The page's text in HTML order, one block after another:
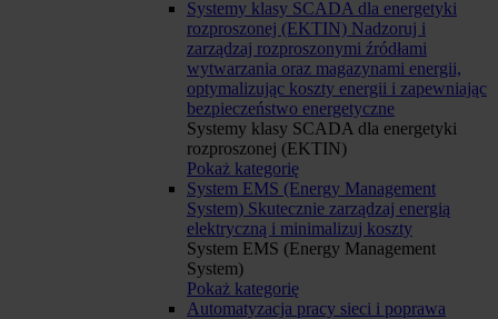
Systemy klasy SCADA dla energetyki
rozproszonej (EKTIN) Nadzoruj i
zarządzaj rozproszonymi źródłami
wytwarzania oraz magazynami energii,
optymalizując koszty energii i zapewniając
bezpieczeństwo energetyczne
Systemy klasy SCADA dla energetyki
rozproszonej (EKTIN)
Pokaż kategorię
System EMS (Energy Management
System) Skutecznie zarządzaj energią
elektryczną i minimalizuj koszty
System EMS (Energy Management
System)
Pokaż kategorię
Automatyzacja pracy sieci i poprawa